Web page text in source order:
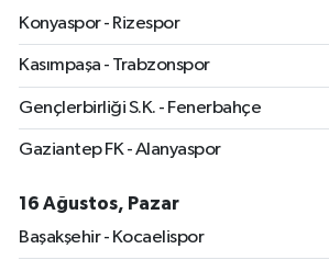
Konyaspor - Rizespor
Kasımpaşa - Trabzonspor
Gençlerbirliği S.K. - Fenerbahçe
Gaziantep FK - Alanyaspor
16 Ağustos, Pazar
Başakşehir - Kocaelispor